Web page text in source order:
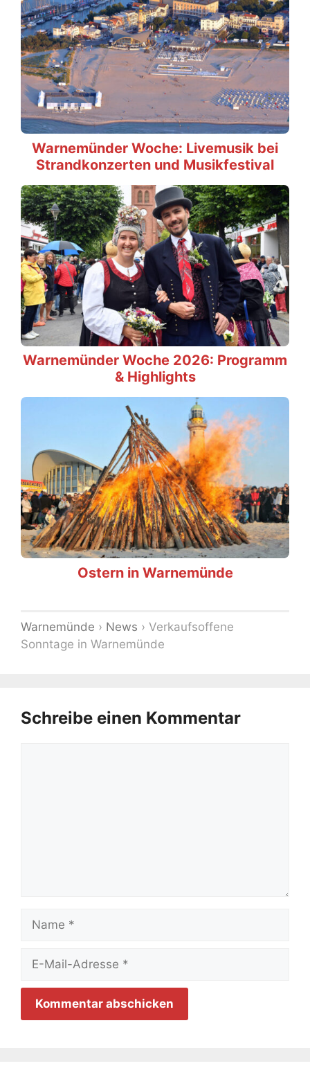
Warnemünder Woche: Livemusik bei
Strandkonzerten und Musikfestival
Warnemünder Woche 2026: Programm
& Highlights
Ostern in Warnemünde
Warnemünde › News › Verkaufsoffene
Sonntage in Warnemünde
Schreibe einen Kommentar
Mail-
Adresse